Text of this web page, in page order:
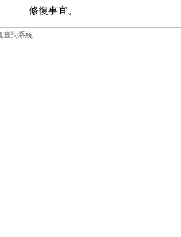
    修復事宜。
查詢系統